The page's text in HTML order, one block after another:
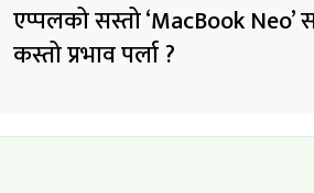
एप्पलको सस्तो ‘MacBook Neo’
कस्तो प्रभाव पर्ला ?